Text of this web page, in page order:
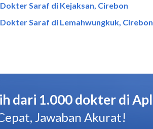
Dokter Saraf di Kejaksan, Cirebon
Dokter Saraf di Lemahwungkuk, Cirebon